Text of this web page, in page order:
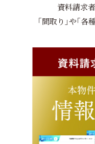
資料請求
｢間取り｣や｢各